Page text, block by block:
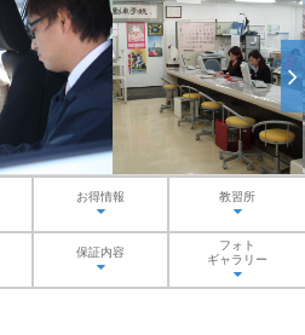
お得情報 教習所
保証内容
フォト
ギャラリー